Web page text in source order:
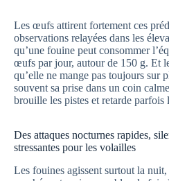
Les œufs attirent fortement ces
observations relayées dans les
qu’une fouine peut consommer
œufs par jour, autour de 150 g. Et
qu’elle ne mange pas toujours sur
souvent sa prise dans un coin
brouille les pistes et retarde parfois
Des attaques nocturnes rapides,
stressantes pour les volailles
Les fouines agissent surtout la